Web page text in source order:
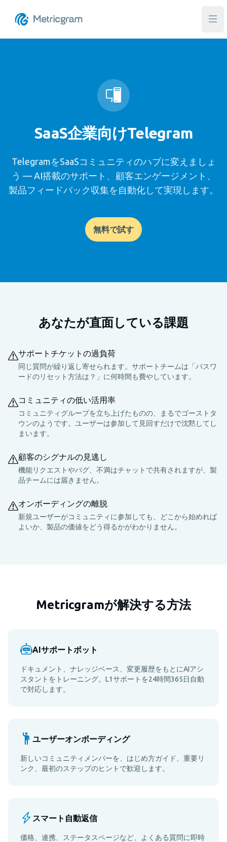
メ
SaaS企業向けTelegram
TelegramをSaaSコミュニティのハブに変えましょ
う — AI搭載のサポート、顧客エンゲージメント、
製品フィードバック収集を自動化して実現します。
無料で試す
あなたが直面している課題
サポートチケットの過負荷
同じ質問が繰り返し寄せられます。サポートチームは「パスワ
ードのリセット方法は？」に何時間も費やしています。
コミュニティの低い活用率
コミュニティグループを立ち上げたものの、まるでゴーストタ
ウンのようです。ユーザーは参加して見回すだけで沈黙してし
まいます。
顧客のシグナルの見逃し
機能リクエストやバグ、不満はチャットで共有されますが、製
品チームには届きません。
オンボーディングの離脱
新規ユーザーがコミュニティに参加しても、どこから始めれば
よいか、製品の価値をどう得るかがわかりません。
Metricgramが解決する方法
AIサポートボット
ドキュメント、ナレッジベース、変更履歴をもとにAIアシ
スタントをトレーニング。L1サポートを24時間365日自動
で対応します。
ユーザーオンボーディング
新しいコミュニティメンバーを、はじめ方ガイド、重要リ
ンク、最初のステップのヒントで歓迎します。
スマート自動返信
価格、連携、ステータスページなど、よくある質問に即時